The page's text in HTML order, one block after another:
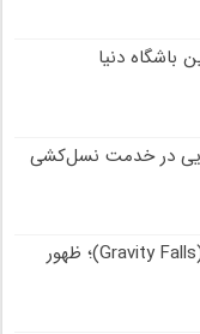
باشگاه دنیا
در خدمت نسل‌کشی
نقد انیمیشن آبشار جاذبه (Gravity Falls)؛ ظهور